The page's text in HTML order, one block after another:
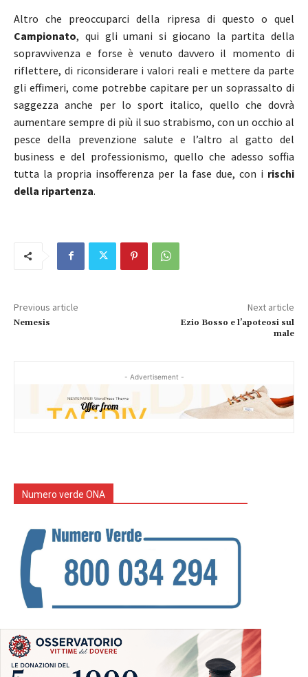
Altro che preoccuparci della ripresa di questo o quel
Campionato, qui gli umani si giocano la partita della
sopravvivenza e forse è venuto davvero il momento di
riflettere, di riconsiderare i valori reali e mettere da parte
gli effimeri, come potrebbe capitare per un soprassalto di
saggezza anche per lo sport italico, quello che dovrà
aumentare sempre di più il suo strabismo, con un occhio al
pesce della prevenzione salute e l’altro al gatto del
business e del professionismo, quello che adesso soffia
tutta la propria insofferenza per la fase due, con i rischi
della ripartenza.
Previous article
Nemesis
Next article
Ezio Bosso e l’apoteosi sul
male
- Advertisement -
Numero verde ONA